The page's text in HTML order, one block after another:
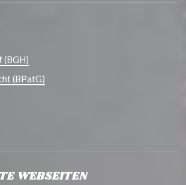
(BGH)
(BPatG)
WEBSEITEN